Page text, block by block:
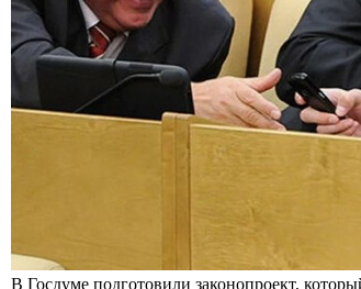
В Госдуме подготовили законопроект,